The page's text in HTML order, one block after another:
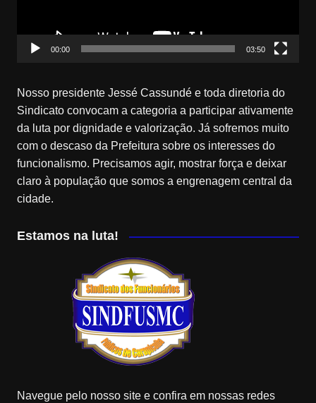
00:00 03:50
Nosso presidente Jessé Cassundé e toda diretoria do
Sindicato convocam a categoria a participar ativamente
da luta por dignidade e valorização. Já sofremos muito
com o descaso da Prefeitura sobre os interesses do
funcionalismo. Precisamos agir, mostrar força e deixar
claro à população que somos a engrenagem central da
cidade.
Estamos na luta!
Navegue pelo nosso site e confira em nossas redes